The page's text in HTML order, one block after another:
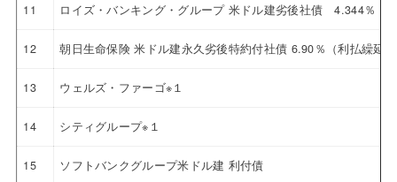
11 ロイズ・バンキング・グループ 米ドル建劣後社債 4.344％
12 朝日生命保険 米ドル建永久劣後特約付社債 6.90％（利払繰延
13 ウェルズ・ファーゴ※１
14 シティグループ※１
15 ソフトバンクグループ米ドル建 利付債